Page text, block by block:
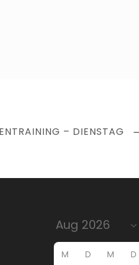
– DIENSTAG
M D M D